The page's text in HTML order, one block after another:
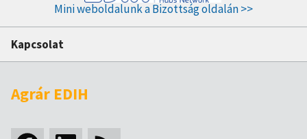
Mini weboldalunk a Bizottság oldalán >>
Kapcsolat
Agrár EDIH